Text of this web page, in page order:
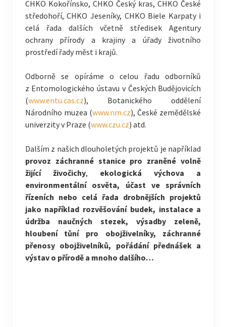
CHKO Kokořínsko, CHKO Český kras, CHKO České
středohoří, CHKO Jeseníky, CHKO Biele Karpaty i
celá řada dalších včetně středisek Agentury
ochrany přírody a krajiny a úřady životního
prostředí řady měst i krajů.
Odborně se opíráme o celou řadu odborníků
z Entomologického ústavu v Českých Budějovicích
(www.entu.cas.cz), Botanického oddělení
Národního muzea (www.nm.cz), České zemědělské
univerzity v Praze (www.czu.cz) atd.
Dalším z našich dlouholetých projektů je například
provoz záchranné stanice pro zraněné volně
žijící živočichy, ekologická výchova a
environmentální osvěta, účast ve správních
řízeních nebo celá řada drobnějších projektů
jako například rozvěšování budek, instalace a
údržba naučných stezek, výsadby zeleně,
hloubení tůní pro obojživelníky, záchranné
přenosy obojživelníků, pořádání přednášek a
výstav o přírodě a mnoho dalšího…